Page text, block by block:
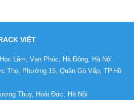
VIỆT
Lãm, Vạn Phúc, Hà Đông, Hà Nội
Thọ, Phường 15, Quận Gò Vấp, TP.Hồ
Thụy, Hoài Đức, Hà Nội